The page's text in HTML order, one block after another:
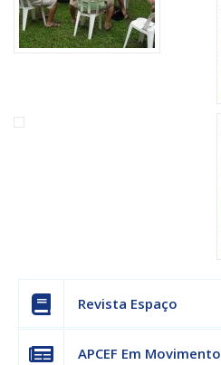
Revista Espaço
APCEF Em Movimento